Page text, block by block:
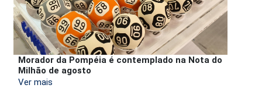
Morador da Pompéia é contemplado na Nota do
Milhão de agosto
Ver mais